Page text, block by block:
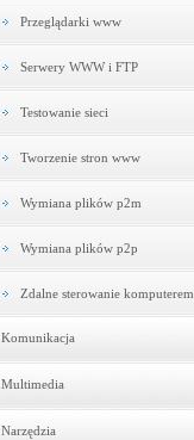
Przeglądarki www
Serwery WWW i FTP
Testowanie sieci
Tworzenie stron www
Wymiana plików p2m
Wymiana plików p2p
Zdalne sterowanie komputerem
Komunikacja
Multimedia
Narzędzia